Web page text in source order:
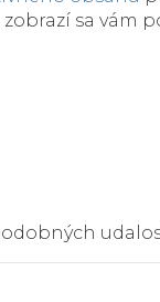
sa vám